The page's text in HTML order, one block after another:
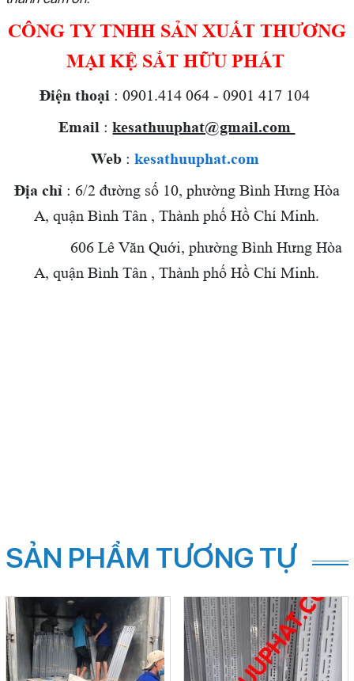
CÔNG TY TNHH SẢN XUẤT THƯƠNG
MẠI KỆ SẮT HỮU PHÁT
Điện thoại : 0901.414 064 - 0901 417 104
Email :kesathuuphat@gmail.com
Web : kesathuuphat.com
Địa chỉ : 6/2 đường số 10, phường Bình Hưng Hòa
A, quận Bình Tân , Thành phố Hồ Chí Minh.
606 Lê Văn Quới, phường Bình Hưng Hòa
A, quận Bình Tân , Thành phố Hồ Chí Minh.
SẢN PHẨM TƯƠNG TỰ